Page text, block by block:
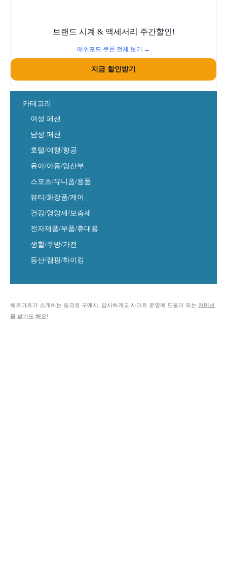
브랜드 시계 & 액세서리 주간할인!
애쉬포드 쿠폰 전체 보기 →
지금 할인받기
카테고리
여성 패션
남성 패션
호텔/여행/항공
유아/아동/임산부
스포츠/유니폼/용품
뷰티/화장품/케어
건강/영양제/보충제
전자제품/부품/휴대용
생활/주방/가전
등산/캠핑/하이킹
헤르마트가 소개하는 링크로 구매시, 감사하게도 사이트 운영에 도움이 되는 커미션
을 받기도 해요!